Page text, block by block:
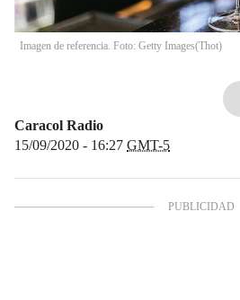
Imagen de referencia. Foto: Getty Images(Thot)
Caracol Radio
15/09/2020 - 16:27 GMT-5